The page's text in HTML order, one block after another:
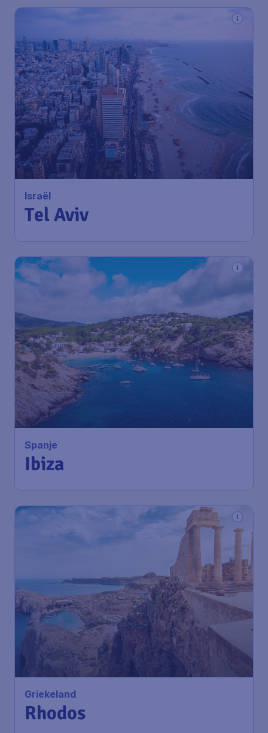
Israël
Tel Aviv
Spanje
Ibiza
Griekeland
Rhodos